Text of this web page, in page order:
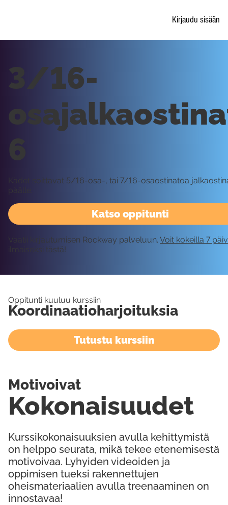
Kirjaudu sisään
Katso oppitunti
3/16-
6
Kädet soittavat 5/16-osa-, tai 7/16-osaostinatoa
päälle.
Vaatii kirjautumisen Rockway palveluun. Voit kokeilla 7
ilmaiseksi tästä!
Oppitunti kuuluu kurssiin
Koordinaatioharjoituksia
Tutustu kurssiin
Kurssikokonaisuuksien avulla kehittymistä
on helppo seurata, mikä tekee etenemisestä
motivoivaa. Lyhyiden videoiden ja
oppimisen tueksi rakennettujen
oheismateriaalien avulla treenaaminen on
innostavaa!
Kokonaisuudet
Motivoivat